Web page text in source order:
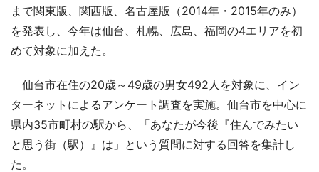
まで関東版、関西版、名古屋版（2014年・2015年のみ）
を発表し、今年は仙台、札幌、広島、福岡の4エリアを初
めて対象に加えた。
仙台市在住の20歳～49歳の男女492人を対象に、イン
ターネットによるアンケート調査を実施。仙台市を中心に
県内35市町村の駅から、「あなたが今後『住んでみたい
と思う街（駅）』は」という質問に対する回答を集計し
た。